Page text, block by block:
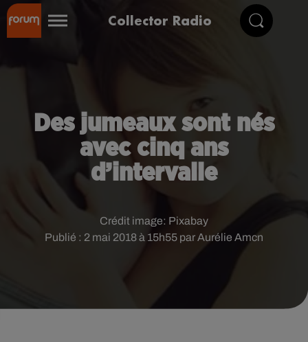
Collector Radio
Des jumeaux sont nés
avec cinq ans
d’intervalle
Publié : 2 mai 2018 à 15h55 par Aurélie Amcn
Crédit image: Pixabay